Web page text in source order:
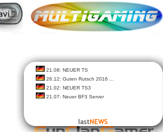
21.08: NEUER TS
26.12: Guten Rutsch 2016 ...
21.02: NEUER TS3
21.07: Neuer BF3 Server